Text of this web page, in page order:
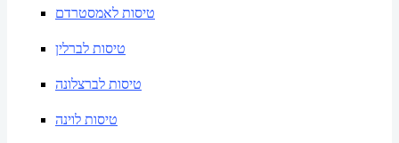
טיסות לאמסטרדם
טיסות לברלין
טיסות לברצלונה
טיסות לוינה